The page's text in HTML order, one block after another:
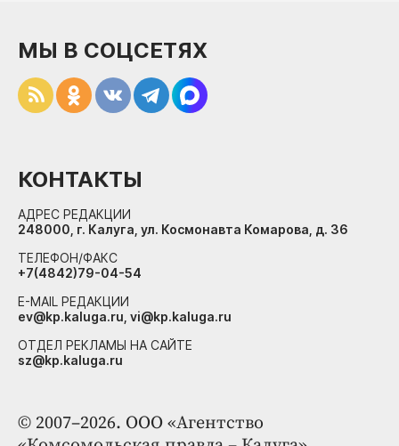
© 2007–2026. ООО «Агентство
МЫ В СОЦСЕТЯХ
КОНТАКТЫ
АДРЕС РЕДАКЦИИ
248000, г. Калуга, ул. Космонавта Комарова, д. 36
ТЕЛЕФОН/ФАКС
+7(4842)79-04-54
E-MAIL РЕДАКЦИИ
ev@kp.kaluga.ru, vi@kp.kaluga.ru
ОТДЕЛ РЕКЛАМЫ НА САЙТЕ
sz@kp.kaluga.ru